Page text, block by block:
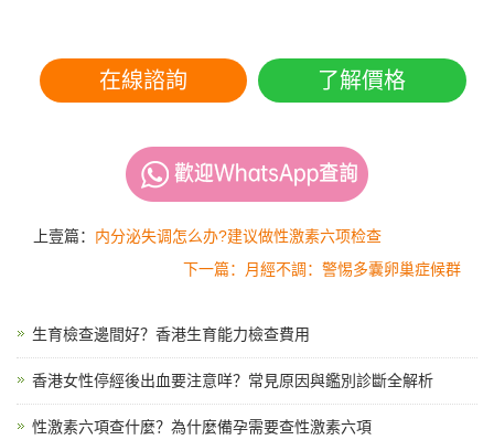
在線諮詢 了解價格
上壹篇： 内分泌失调怎么办?建议做性激素六项检查
下一篇：月經不調：警惕多囊卵巢症候群
生育檢查邊間好？香港生育能力檢查費用
香港女性停經後出血要注意咩？常見原因與鑑別診斷全解析
性激素六項查什麼？為什麼備孕需要查性激素六項